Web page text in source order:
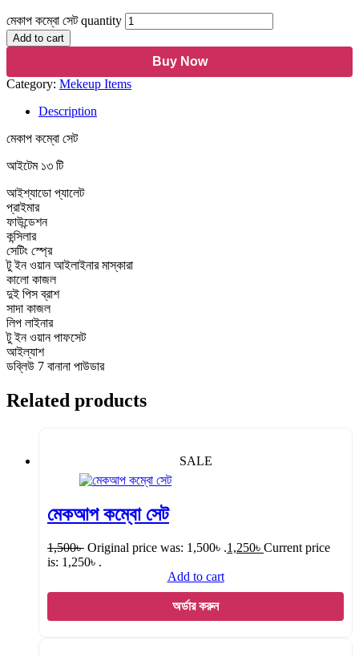
মেকাপ কম্বো সেট quantity
Add to cart
Buy Now
Category: Mekeup Items
Description
মেকাপ কম্বো সেট
আইটেম ১৩ টি
আইশ্যাডো প্যালেট
প্রাইমার
ফাউন্ডেশন
কন্সিলার
সেটিং স্প্রে
টু ইন ওয়ান আইলাইনার মাস্কারা
কালো কাজল
দুই পিস ব্রাশ
সাদা কাজল
লিপ লাইনার
টু ইন ওয়ান পাফসেট
আইল্যাশ
ডব্লিউ 7 বানানা পাউডার
Related products
SALE
মেকআপ কম্বো সেট
1,500৳ Original price was: 1,500৳ .1,250৳ Current price
is: 1,250৳ .
Add to cart
অর্ডার করুন